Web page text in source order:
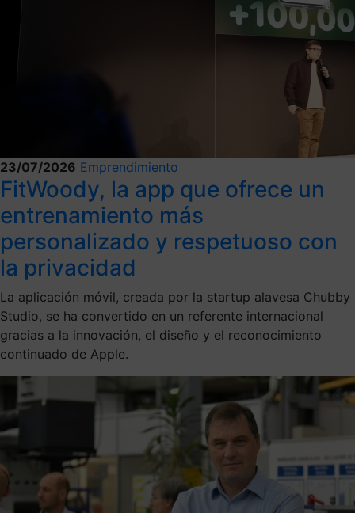
23/07/2026 Emprendimiento
FitWoody, la app que ofrece un
entrenamiento más
personalizado y respetuoso con
la privacidad
La aplicación móvil, creada por la startup alavesa Chubby
Studio, se ha convertido en un referente internacional
gracias a la innovación, el diseño y el reconocimiento
continuado de Apple.